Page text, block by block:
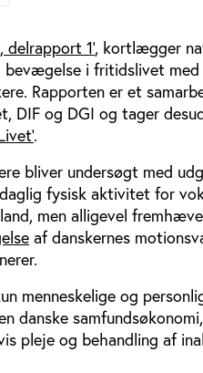
1’, kortlægger
i fritidslivet med
Rapporten er et
DIF og DGI og tager
.
bliver undersøgt med
fysisk aktivitet for
men alligevel
af danskernes
menneskelige og
danske
pleje og behandling af